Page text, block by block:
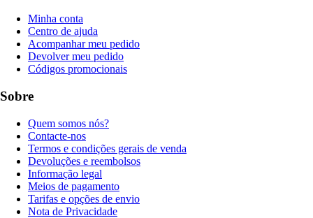
Minha conta
Centro de ajuda
Acompanhar meu pedido
Devolver meu pedido
Códigos promocionais
Sobre
Quem somos nós?
Contacte-nos
Termos e condições gerais de venda
Devoluções e reembolsos
Informação legal
Meios de pagamento
Tarifas e opções de envio
Nota de Privacidade